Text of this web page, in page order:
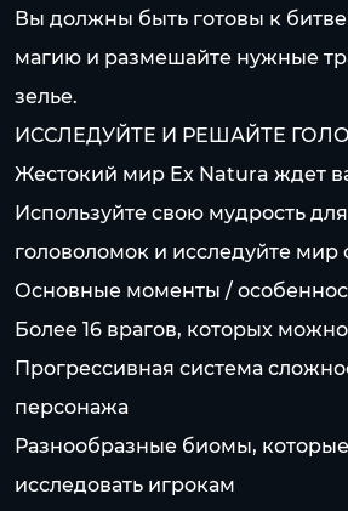
Вы должны быть готовы к
магию и размешайте нужные
зелье.
ИССЛЕДУЙТЕ И РЕШАЙТЕ
Жестокий мир Ex Natura ждет
Используйте свою мудрость
головоломок и исследуйте мир
Основные моменты /
Более 16 врагов, которых
Прогрессивная система
персонажа
Разнообразные биомы,
исследовать игрокам